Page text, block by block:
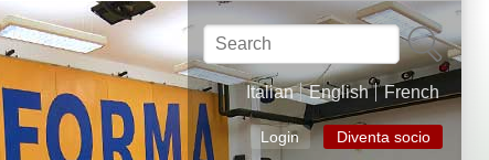
Search
Italian English French
Login Diventa socio